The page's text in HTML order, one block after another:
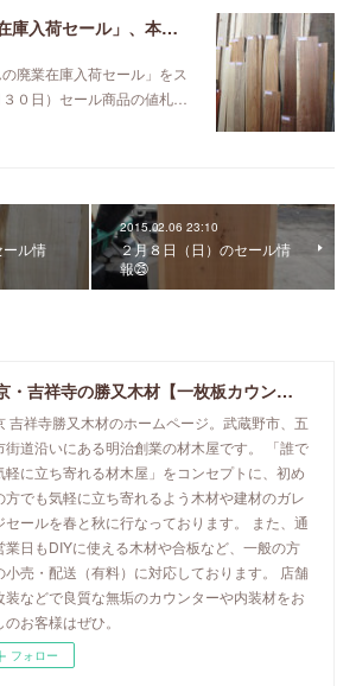
「建具屋さんの廃業在庫入荷セール」、本日スタート！
廃業在庫入荷セール」をス
０日）セール商品の値札…
ール情
2015.02.06 23:10
２月８日（日）のセール情
報㉕
東京・吉祥寺の勝又木材【一枚板カウンター】
吉祥寺勝又木材のホームページ。武蔵野市、五
街道沿いにある明治創業の材木屋です。 「誰で
軽に立ち寄れる材木屋」をコンセプトに、初め
方でも気軽に立ち寄れるよう木材や建材のガレ
セールを春と秋に行なっております。 また、通
業日もDIYに使える木材や合板など、一般の方
小売・配送（有料）に対応しております。 店舗
装などで良質な無垢のカウンターや内装材をお
のお客様はぜひ。
フォロー